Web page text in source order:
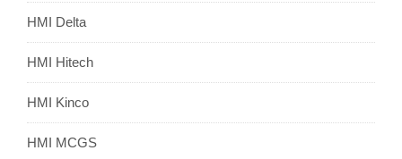
HMI Delta
HMI Hitech
HMI Kinco
HMI MCGS